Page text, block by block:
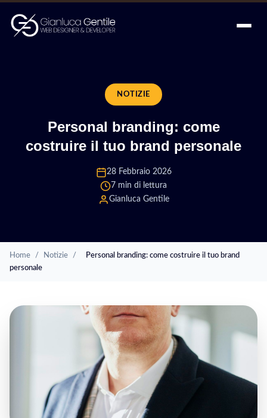
NOTIZIE
Personal branding: come
costruire il tuo brand personale
28 Febbraio 2026
7 min di lettura
Gianluca Gentile
Home / Notizie /
Personal branding: come costruire il tuo brand
personale